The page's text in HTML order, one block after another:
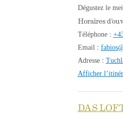
Dégustez le
Horaires
Téléphone :
Email :
Adresse :
Afficher
DAS